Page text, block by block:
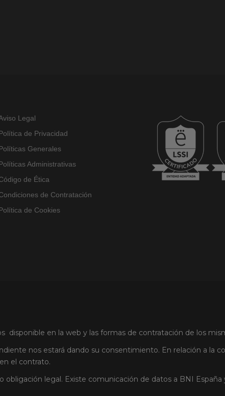
Legal
de Privacidad
Generales
Administrativas
de Ética
de Contratación
de Cookies
disponible en la web y las formas de contratación de los
nos estará dando su consentimiento. En relación a la
el contrato.
obligación legal. Existe comunicación de datos a BNI España